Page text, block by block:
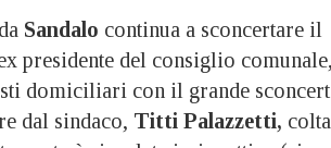
Sandalo continua a sconcertare il
presidente del consiglio
domiciliari con il grande
dal sindaco, Titti Palazzetti, colta